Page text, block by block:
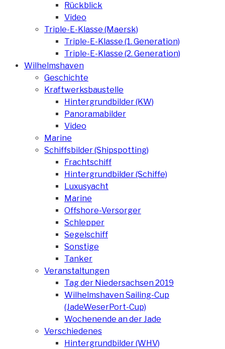
Rückblick
Video
Triple-E-Klasse (Maersk)
Triple-E-Klasse (1. Generation)
Triple-E-Klasse (2. Generation)
Wilhelmshaven
Geschichte
Kraftwerksbaustelle
Hintergrundbilder (KW)
Panoramabilder
Video
Marine
Schiffsbilder (Shipspotting)
Frachtschiff
Hintergrundbilder (Schiffe)
Luxusyacht
Marine
Offshore-Versorger
Schlepper
Segelschiff
Sonstige
Tanker
Veranstaltungen
Tag der Niedersachsen 2019
Wilhelmshaven Sailing-Cup
(JadeWeserPort-Cup)
Wochenende an der Jade
Verschiedenes
Hintergrundbilder (WHV)